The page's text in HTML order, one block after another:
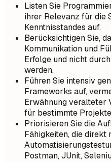
Listen Sie
ihrer Relevanz für die
Kenntnisstandes auf.
Berücksichtigen Sie,
Kommunikation und
Erfolge und nicht
werden.
Führen Sie intensiv
Frameworks auf,
Erwähnung veralteter
für bestimmte
Priorisieren Sie die
Fähigkeiten, die direkt
Postman, JUnit,